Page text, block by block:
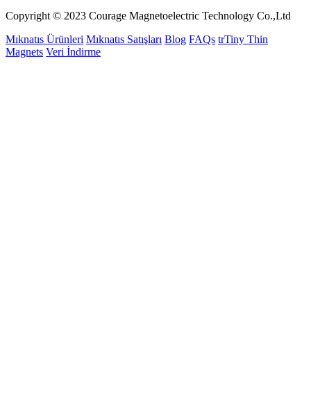
Copyright © 2023 Courage Magnetoelectric Technology Co.,Ltd
Mıknatıs Ürünleri Mıknatıs Satışları Blog FAQs trTiny Thin
Magnets Veri İndirme